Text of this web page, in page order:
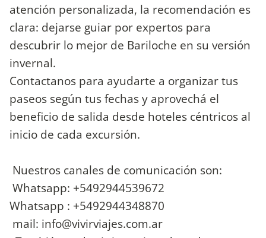
atención personalizada, la recomendación es
clara: dejarse guiar por expertos para
descubrir lo mejor de Bariloche en su versión
invernal.
Contactanos para ayudarte a organizar tus
paseos según tus fechas y aprovechá el
beneficio de salida desde hoteles céntricos al
inicio de cada excursión.
Nuestros canales de comunicación son:
Whatsapp: +5492944539672
Whatsapp : +5492944348870
mail: info@vivirviajes.com.ar